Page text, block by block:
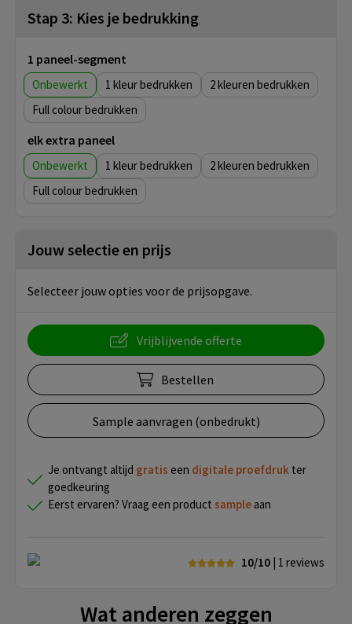
Stap 3: Kies je bedrukking
1 paneel-segment
Onbewerkt 1
2
Full colour
elk extra paneel
Onbewerkt 1
2
Full colour
Jouw selectie en prijs
Selecteer jouw opties voor de prijsopgave.
Vrijblijvende offerte
Bestellen
Sample aanvragen (onbedrukt)
Je ontvangt altijd gratis een digitale proefdruk ter
goedkeuring
Eerst ervaren? Vraag een product sample aan
10/10 | 1 reviews
Wat anderen zeggen